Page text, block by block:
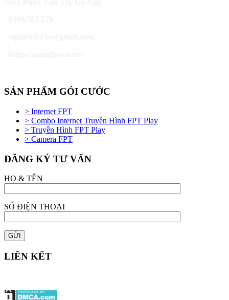
SẢN PHẨM GÓI CƯỚC
> Internet FPT
> Combo Internet Truyền Hình FPT Play
> Truyền Hình FPT Play
> Camera FPT
ĐĂNG KÝ TƯ VẤN
HỌ & TÊN
SỐ ĐIỆN THOẠI
LIÊN KẾT